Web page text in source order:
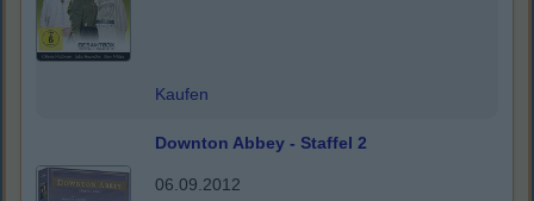
Kaufen
Downton Abbey - Staffel 2
06.09.2012